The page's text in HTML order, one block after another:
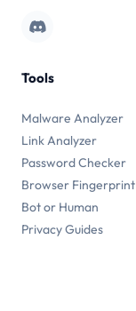
Tools
Malware Analyzer
Link Analyzer
Password Checker
Browser Fingerprint
Bot or Human
Privacy Guides